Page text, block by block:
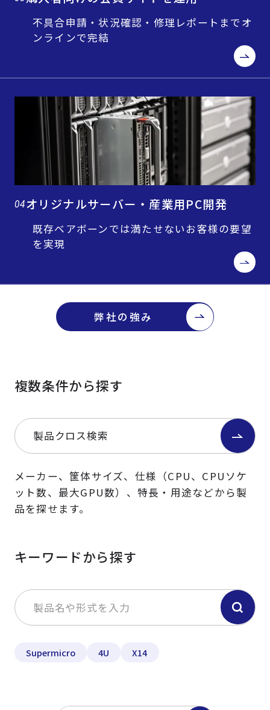
不具合申請・状況確認・修理レポートまでオ
ンラインで完結
04オリジナルサーバー・産業用PC開発
既存ベアボーンでは満たせないお客様の要望
を実現
弊社の強み
複数条件から探す
製品クロス検索
メーカー、筐体サイズ、仕様（CPU、CPUソケ
ット数、最大GPU数）、特長・用途などから製
品を探せます。
キーワードから探す
Supermicro 4U X14